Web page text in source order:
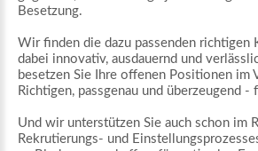
Besetzung.
Wir finden die dazu passenden richtigen
dabei innovativ, ausdauernd und
besetzen Sie Ihre offenen Positionen im
Richtigen, passgenau und überzeugend -
Und wir unterstützen Sie auch schon im
Rekrutierungs- und